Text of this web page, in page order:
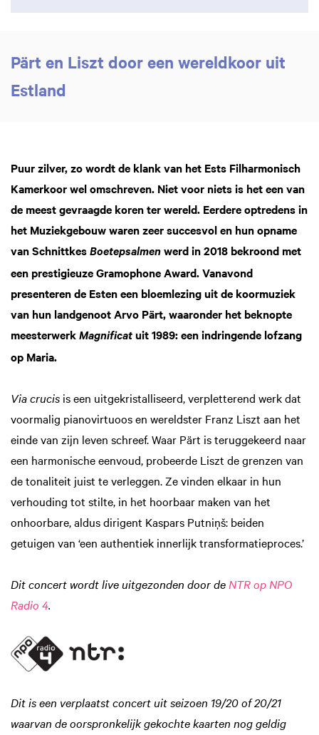
Pärt en Liszt door een wereldkoor uit
Estland
Puur zilver, zo wordt de klank van het Ests Filharmonisch
Kamerkoor wel omschreven. Niet voor niets is het een van
de meest gevraagde koren ter wereld. Eerdere optredens in
het Muziekgebouw waren zeer succesvol en hun opname
van Schnittkes Boetepsalmen werd in 2018 bekroond met
een prestigieuze Gramophone Award. Vanavond
presenteren de Esten een bloemlezing uit de koormuziek
van hun landgenoot Arvo Pärt, waaronder het beknopte
meesterwerk Magnificat uit 1989: een indringende lofzang
op Maria.
Via crucis is een uitgekristalliseerd, verpletterend werk dat
voormalig pianovirtuoos en wereldster Franz Liszt aan het
einde van zijn leven schreef. Waar Pärt is teruggekeerd naar
een harmonische eenvoud, probeerde Liszt de grenzen van
de tonaliteit juist te verleggen. Ze vinden elkaar in hun
verhouding tot stilte, in het hoorbaar maken van het
onhoorbare, aldus dirigent Kaspars Putniņš: beiden
getuigen van ‘een authentiek innerlijk transformatieproces.’
Dit concert wordt live uitgezonden door de NTR op NPO
Radio 4.
Dit is een verplaatst concert uit seizoen 19/20 of 20/21
waarvan de oorspronkelijk gekochte kaarten nog geldig